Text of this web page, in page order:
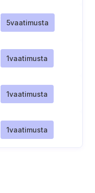
5vaatimusta
1vaatimusta
1vaatimusta
1vaatimusta